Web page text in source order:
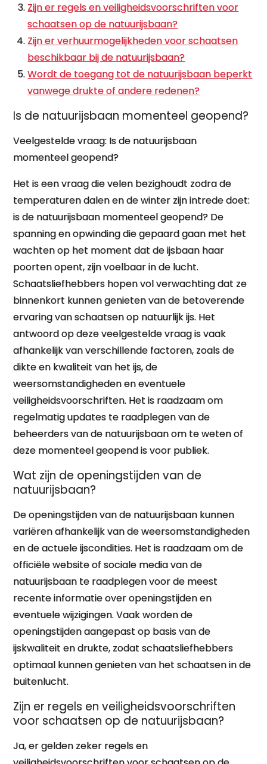
Zijn er regels en veiligheidsvoorschriften voor
schaatsen op de natuurijsbaan?
Zijn er verhuurmogelijkheden voor schaatsen
beschikbaar bij de natuurijsbaan?
Wordt de toegang tot de natuurijsbaan beperkt
vanwege drukte of andere redenen?
Is de natuurijsbaan momenteel geopend?
Veelgestelde vraag: Is de natuurijsbaan
momenteel geopend?
Het is een vraag die velen bezighoudt zodra de
temperaturen dalen en de winter zijn intrede doet:
is de natuurijsbaan momenteel geopend? De
spanning en opwinding die gepaard gaan met het
wachten op het moment dat de ijsbaan haar
poorten opent, zijn voelbaar in de lucht.
Schaatsliefhebbers hopen vol verwachting dat ze
binnenkort kunnen genieten van de betoverende
ervaring van schaatsen op natuurlijk ijs. Het
antwoord op deze veelgestelde vraag is vaak
afhankelijk van verschillende factoren, zoals de
dikte en kwaliteit van het ijs, de
weersomstandigheden en eventuele
veiligheidsvoorschriften. Het is raadzaam om
regelmatig updates te raadplegen van de
beheerders van de natuurijsbaan om te weten of
deze momenteel geopend is voor publiek.
Wat zijn de openingstijden van de
natuurijsbaan?
De openingstijden van de natuurijsbaan kunnen
variëren afhankelijk van de weersomstandigheden
en de actuele ijscondities. Het is raadzaam om de
officiële website of sociale media van de
natuurijsbaan te raadplegen voor de meest
recente informatie over openingstijden en
eventuele wijzigingen. Vaak worden de
openingstijden aangepast op basis van de
ijskwaliteit en drukte, zodat schaatsliefhebbers
optimaal kunnen genieten van het schaatsen in de
buitenlucht.
Zijn er regels en veiligheidsvoorschriften
voor schaatsen op de natuurijsbaan?
Ja, er gelden zeker regels en